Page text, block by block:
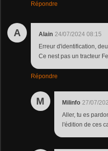
Répondre
A Alain 24/07/2024 08:15
Erreur d'identification,
Ce nest pas un tracteur
Répondre
M Milinfo 27/07/
Aller, tu es
l'édition de ces